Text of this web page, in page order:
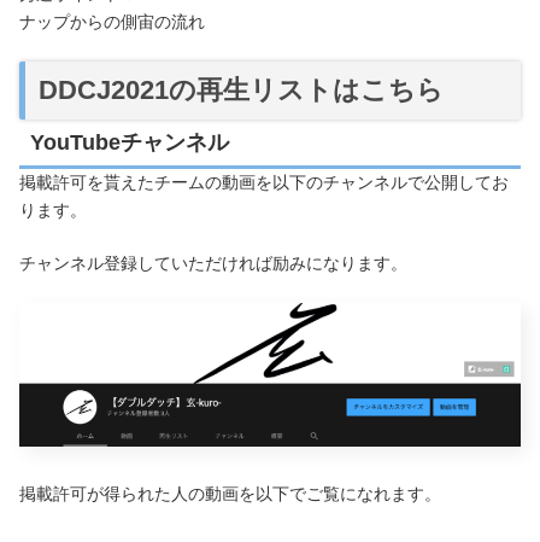
ナップからの側宙の流れ
DDCJ2021の再生リストはこちら
YouTubeチャンネル
掲載許可を貰えたチームの動画を以下のチャンネルで公開してお
ります。
チャンネル登録していただければ励みになります。
掲載許可が得られた人の動画を以下でご覧になれます。